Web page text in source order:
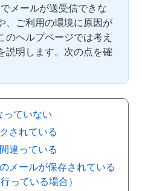
メールが送受信できな
、ご利用の環境に原因が
のヘルプページでは考え
説明します。次の点を確
っていない
されている
違っている
メールが保存されている
っている場合）